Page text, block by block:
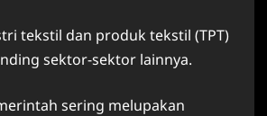
tekstil dan produk tekstil (TPT)
sektor-sektor lainnya.
sering melupakan